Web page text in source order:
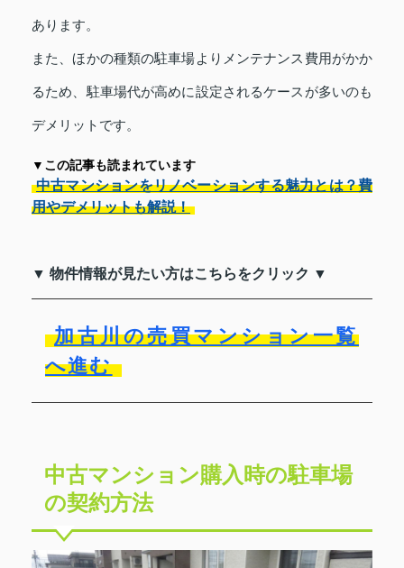
あります。
また、ほかの種類の駐車場よりメンテナンス費用がかか
るため、駐車場代が高めに設定されるケースが多いのも
デメリットです。
▼この記事も読まれています
中古マンションをリノベーションする魅力とは？費
用やデメリットも解説！
▼ 物件情報が見たい方はこちらをクリック ▼
加古川の売買マンション一覧
へ進む
中古マンション購入時の駐車場
の契約方法